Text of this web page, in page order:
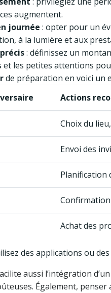
augmentent.
journée : opter pour un
à la lumière et aux
: définissez un
et les petites attentions
de préparation en voici un
Actions
Choix du
Envoi des
Planification
Achat des
des applications ou
aussi l’intégration
Également,